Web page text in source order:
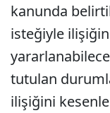
kanunda
isteğiyle
tutulan
ilişiğini